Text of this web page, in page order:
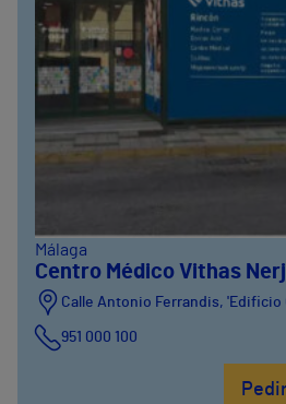
Málaga
Centro Médico Vithas
Calle Antonio Ferrandis, 'Edificio
951 000 100